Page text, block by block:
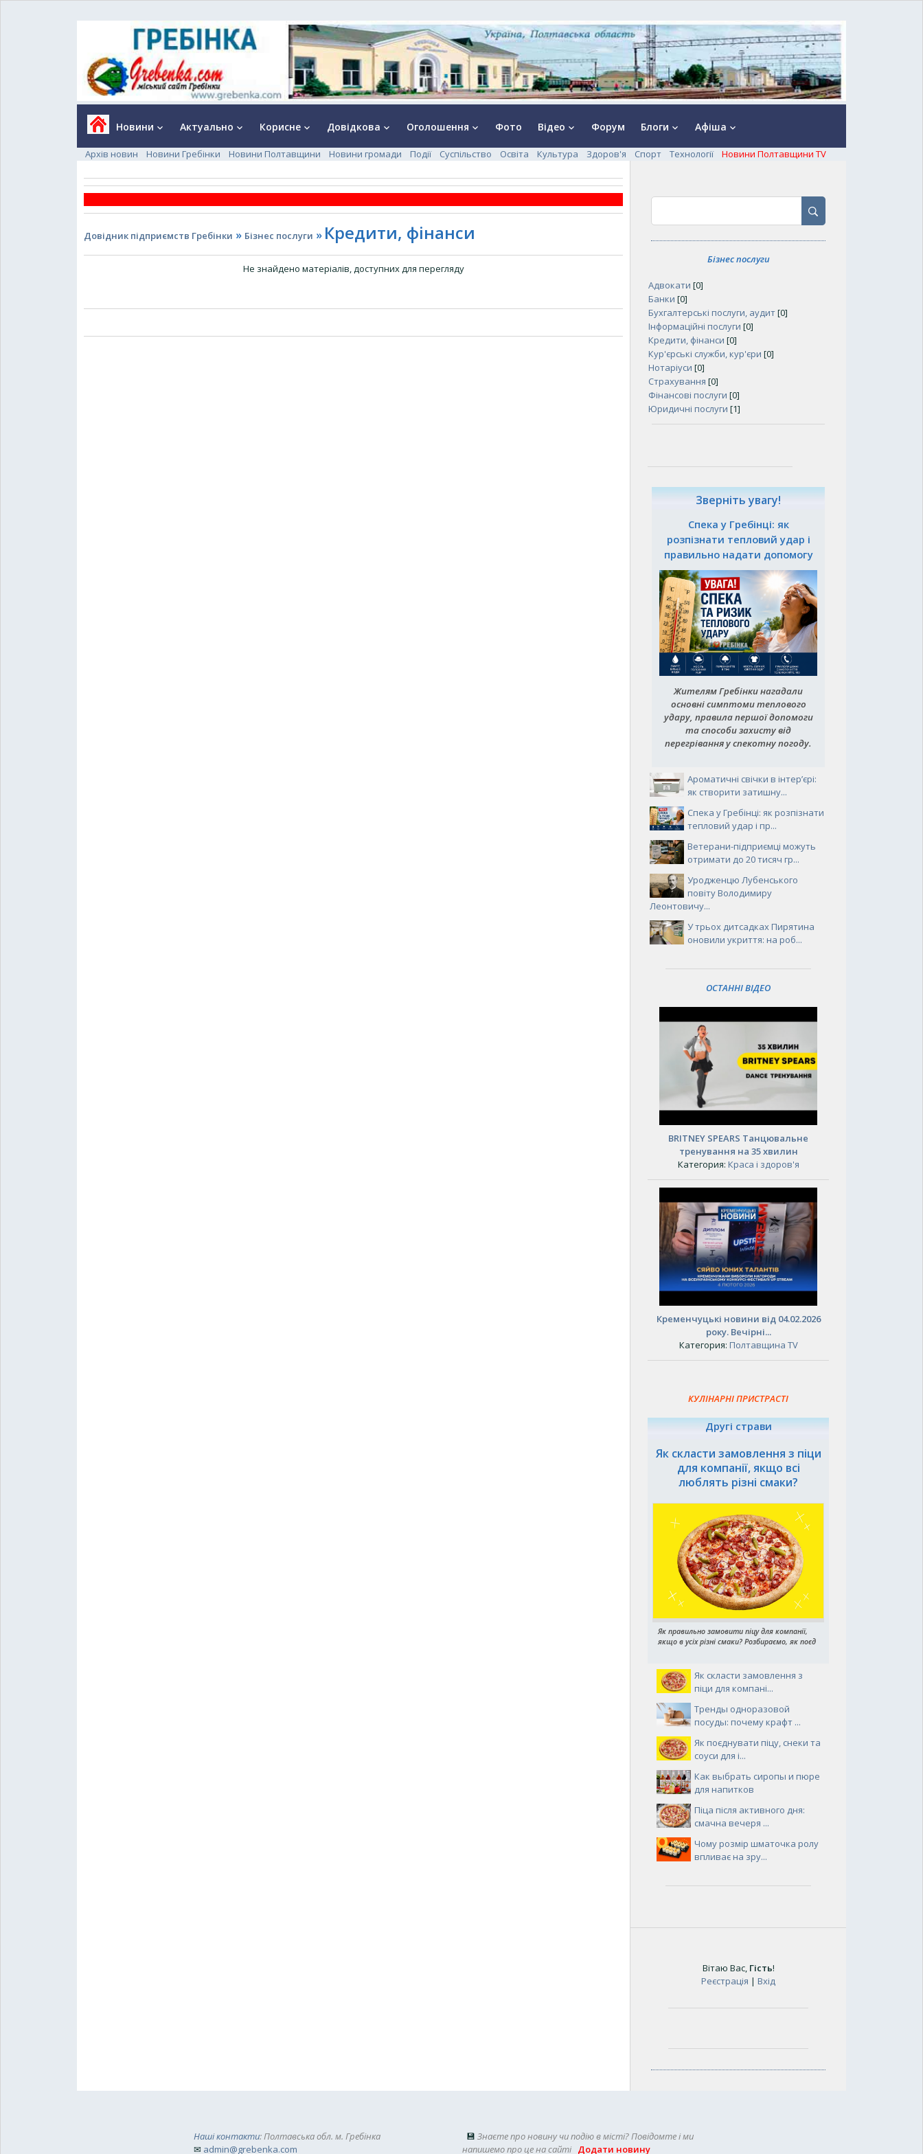
Новини keyboard_arrow_down Актуально keyboard_arrow_down Корисне keyboard_arrow_down Довідкова keyboard_arrow_down Оголошення keyboard_arrow_down Фото Відео keyboard_arrow_down Форум Блоги keyboard_arrow_down Афіша keyboard_arrow_down
Архів новин Новини Гребінки Новини Полтавщини Новини громади Події Суспільство Освіта Культура Здоров'я Спорт Технології Новини Полтавщини TV
Довідник підприємств Гребінки » Бізнес послуги » Кредити, фінанси
Не знайдено матеріалів, доступних для перегляду
Бізнес послуги
Адвокати [0]
Банки [0]
Бухгалтерські послуги, аудит[0]
Інформаційні послуги [0]
Кредити, фінанси [0]
Кур'єрські служби, кур'єри [0]
Нотаріуси [0]
Страхування [0]
Фінансові послуги [0]
Юридичні послуги [1]
Зверніть увагу!
Спека у Гребінці: як
розпізнати тепловий удар і
правильно надати допомогу
Жителям Гребінки нагадали
основні симптоми теплового
удару, правила першої допомоги
та способи захисту від
перегрівання у спекотну погоду.
Ароматичні свічки в інтер’єрі:
як створити затишну...
Спека у Гребінці: як розпізнати
тепловий удар і пр...
Ветерани-підприємці можуть
отримати до 20 тисяч гр...
Уродженцю Лубенського
повіту Володимиру
Леонтовичу...
У трьох дитсадках Пирятина
оновили укриття: на роб...
ОСТАННІ ВІДЕО
BRITNEY SPEARS Танцювальне
тренування на 35 хвилин
Категория: Краса і здоров'я
Кременчуцькі новини від 04.02.2026
року. Вечірні...
Категория: Полтавщина TV
КУЛІНАРНІ ПРИСТРАСТІ
Другі страви
Як скласти замовлення з піци
для компанії, якщо всі
люблять різні смаки?
Як правильно замовити піцу для компанії,
якщо в усіх різні смаки? Розбираємо, як поєд
Як скласти замовлення з
піци для компані...
Тренды одноразовой
посуды: почему крафт ...
Як поєднувати піцу, снеки та
соуси для і...
Как выбрать сиропы и пюре
для напитков
Піца після активного дня:
смачна вечеря ...
Чому розмір шматочка ролу
впливає на зру...
Вітаю Вас, Гість!
Реєстрація | Вхід
Наші контакти: Полтавська обл. м. Гребінка
✉ admin@grebenka.com
💾 Знаєте про новину чи подію в місті? Повідомте і ми
напишемо про це на сайті Додати новину